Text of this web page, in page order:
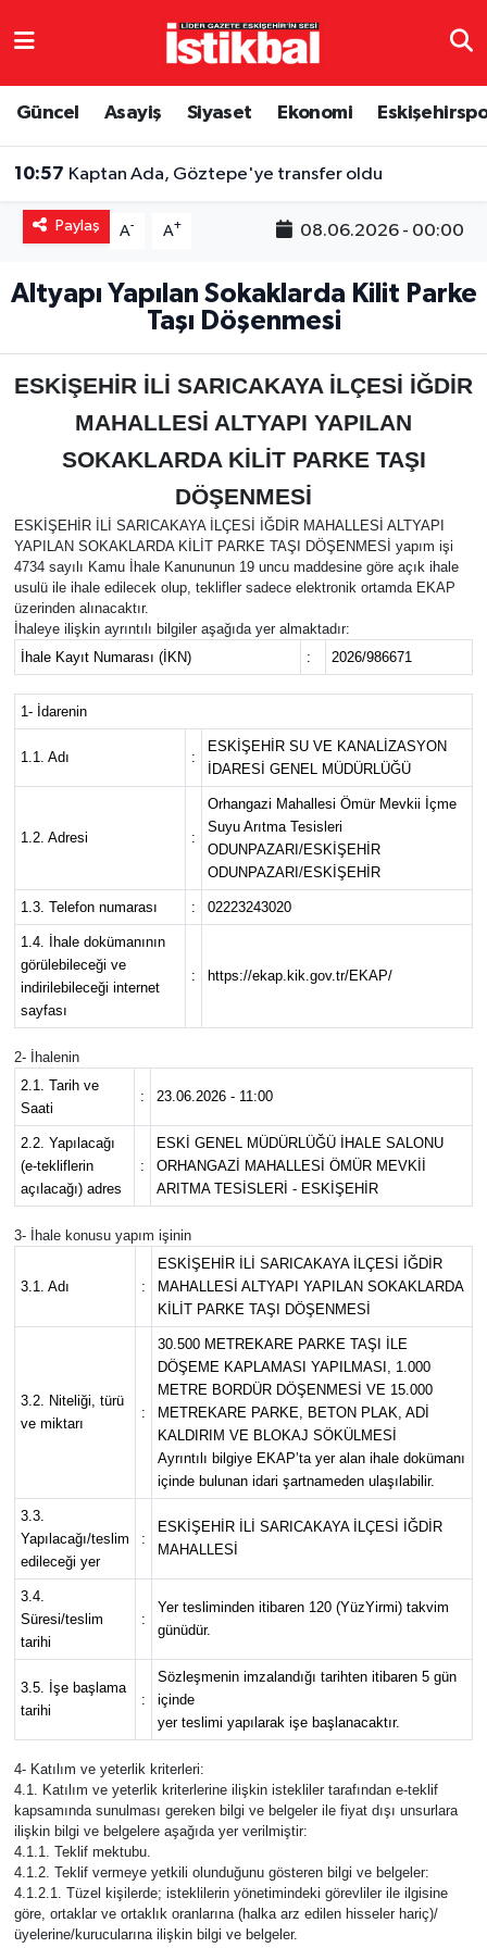
Güncel Asayiş Siyaset Ekonomi
10:57 Kaptan Ada, Göztepe'ye transfer oldu
Paylaş A- A+ 08.06.2026 - 00:00
Altyapı Yapılan Sokaklarda Kilit Parke
Taşı Döşenmesi
ESKİŞEHİR İLİ SARICAKAYA İLÇESİ İĞDİR
MAHALLESİ ALTYAPI YAPILAN
SOKAKLARDA KİLİT PARKE TAŞI
DÖŞENMESİ
ESKİŞEHİR İLİ SARICAKAYA İLÇESİ İĞDİR MAHALLESİ ALTYAPI
YAPILAN SOKAKLARDA KİLİT PARKE TAŞI DÖŞENMESİ yapım işi
4734 sayılı Kamu İhale Kanununun 19 uncu maddesine göre açık ihale
usulü ile ihale edilecek olup, teklifler sadece elektronik ortamda EKAP
üzerinden alınacaktır.
İhaleye ilişkin ayrıntılı bilgiler aşağıda yer almaktadır:
İhale Kayıt Numarası (İKN)
: 2026/986671
1- İdarenin
1.1. Adı :
ESKİŞEHİR SU VE KANALİZASYON
İDARESİ GENEL MÜDÜRLÜĞÜ
1.2. Adresi :
Orhangazi Mahallesi Ömür Mevkii İçme
Suyu Arıtma Tesisleri
ODUNPAZARI/ESKİŞEHİR
ODUNPAZARI/ESKİŞEHİR
1.3. Telefon numarası : 02223243020
1.4. İhale dokümanının
görülebileceği ve
indirilebileceği internet
sayfası
: https://ekap.kik.gov.tr/EKAP/
2- İhalenin
2.1. Tarih ve
Saati
: 23.06.2026 - 11:00
2.2. Yapılacağı
(e-tekliflerin
açılacağı) adres
:
ESKİ GENEL MÜDÜRLÜĞÜ İHALE SALONU
ORHANGAZİ MAHALLESİ ÖMÜR MEVKİİ
ARITMA TESİSLERİ - ESKİŞEHİR
3- İhale konusu yapım işinin
3.1. Adı :
ESKİŞEHİR İLİ SARICAKAYA İLÇESİ İĞDİR
MAHALLESİ ALTYAPI YAPILAN SOKAKLARDA
KİLİT PARKE TAŞI DÖŞENMESİ
3.2. Niteliği, türü
ve miktarı
:
30.500 METREKARE PARKE TAŞI İLE
DÖŞEME KAPLAMASI YAPILMASI, 1.000
METRE BORDÜR DÖŞENMESİ VE 15.000
METREKARE PARKE, BETON PLAK, ADİ
KALDIRIM VE BLOKAJ SÖKÜLMESİ
Ayrıntılı bilgiye EKAP’ta yer alan ihale dokümanı
içinde bulunan idari şartnameden ulaşılabilir.
3.3.
Yapılacağı/teslim
edileceği yer
:
ESKİŞEHİR İLİ SARICAKAYA İLÇESİ İĞDİR
MAHALLESİ
3.4.
Süresi/teslim
tarihi
:
Yer tesliminden itibaren 120 (YüzYirmi) takvim
günüdür.
3.5. İşe başlama
tarihi
:
Sözleşmenin imzalandığı tarihten itibaren 5 gün
içinde
yer teslimi yapılarak işe başlanacaktır.
4- Katılım ve yeterlik kriterleri:
4.1. Katılım ve yeterlik kriterlerine ilişkin istekliler tarafından e-teklif
kapsamında sunulması gereken bilgi ve belgeler ile fiyat dışı unsurlara
ilişkin bilgi ve belgelere aşağıda yer verilmiştir:
4.1.1. Teklif mektubu.
4.1.2. Teklif vermeye yetkili olunduğunu gösteren bilgi ve belgeler:
4.1.2.1. Tüzel kişilerde; isteklilerin yönetimindeki görevliler ile ilgisine
göre, ortaklar ve ortaklık oranlarına (halka arz edilen hisseler hariç)/
üyelerine/kurucularına ilişkin bilgi ve belgeler.
Eskişehirspor
Siyaset
Spor
Eğitim
Ekonomi
Sağlık
Yaşam
Resmi ilanlar
Eskişehir Nöbetçi Eczaneler
Eskişehir Trafik Yoğunluk Haritası
TFF 3.Lig 4.Grup Puan Durumu ve Fikstür
Tüm Manşetler
Son Dakika Haberleri
Haber Arşivi